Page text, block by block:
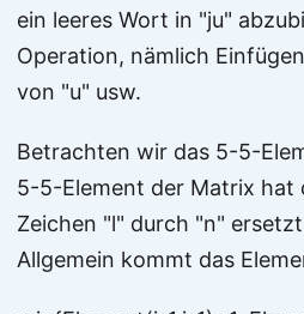
ein leeres Wort in "ju"
Operation, nämlich
von "u" usw.
Betrachten wir das 5-5-
5-5-Element der Matrix hat
Zeichen "l" durch "n"
Allgemein kommt das